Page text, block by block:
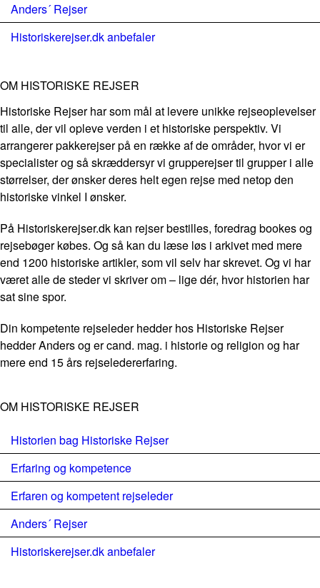
Anders´ Rejser
Historiskerejser.dk anbefaler
OM HISTORISKE REJSER
Historiske Rejser har som mål at levere unikke rejseoplevelser
til alle, der vil opleve verden i et historiske perspektiv. Vi
arrangerer pakkerejser på en række af de områder, hvor vi er
specialister og så skræddersyr vi grupperejser til grupper i alle
størrelser, der ønsker deres helt egen rejse med netop den
historiske vinkel I ønsker.
På Historiskerejser.dk kan rejser bestilles, foredrag bookes og
rejsebøger købes. Og så kan du læse løs i arkivet med mere
end 1200 historiske artikler, som vil selv har skrevet. Og vi har
været alle de steder vi skriver om – lige dér, hvor historien har
sat sine spor.
Din kompetente rejseleder hedder hos Historiske Rejser
hedder Anders og er cand. mag. i historie og religion og har
mere end 15 års rejseledererfaring.
OM HISTORISKE REJSER
Historien bag Historiske Rejser
Erfaring og kompetence
Erfaren og kompetent rejseleder
Anders´ Rejser
Historiskerejser.dk anbefaler